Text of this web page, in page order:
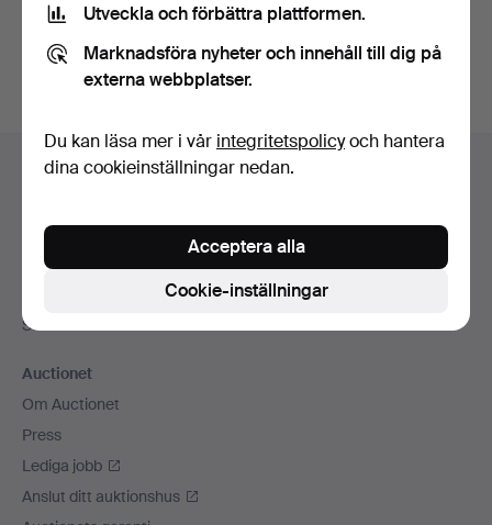
Du kan också söka i vårt arkiv med avslutade auktioner
Sidfotsnavigation
Hjälp och kontakt
Alla auktionshus
Betalningsalternativ
Sociala medier
Auctionet
Om Auctionet
Press
Lediga jobb
Anslut ditt auktionshus
Utveckla och förbättra plattformen.
Marknadsföra nyheter och innehåll till dig på
externa webbplatser.
Du kan läsa mer i vår integritetspolicyoch hantera
dina cookieinställningar nedan.
Cookie-inställningar
Acceptera alla